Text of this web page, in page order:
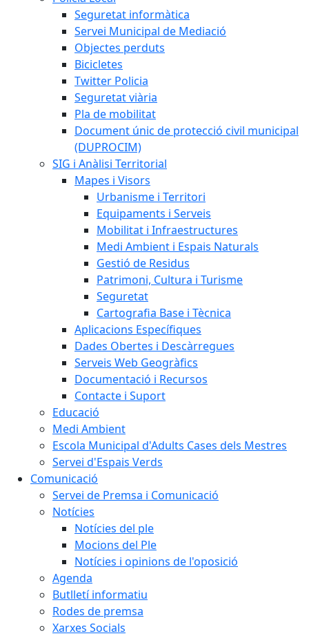
Seguretat informàtica
Servei Municipal de Mediació
Objectes perduts
Bicicletes
Twitter Policia
Seguretat viària
Pla de mobilitat
Document únic de protecció civil municipal
(DUPROCIM)
SIG i Anàlisi Territorial
Mapes i Visors
Urbanisme i Territori
Equipaments i Serveis
Mobilitat i Infraestructures
Medi Ambient i Espais Naturals
Gestió de Residus
Patrimoni, Cultura i Turisme
Seguretat
Cartografia Base i Tècnica
Aplicacions Específiques
Dades Obertes i Descàrregues
Serveis Web Geogràfics
Documentació i Recursos
Contacte i Suport
Educació
Medi Ambient
Escola Municipal d'Adults Cases dels Mestres
Servei d'Espais Verds
Comunicació
Servei de Premsa i Comunicació
Notícies
Notícies del ple
Mocions del Ple
Notícies i opinions de l'oposició
Agenda
Butlletí informatiu
Rodes de premsa
Xarxes Socials